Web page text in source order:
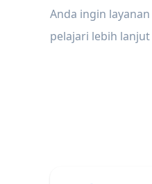
Anda ingin
pelajari lebih lanjut